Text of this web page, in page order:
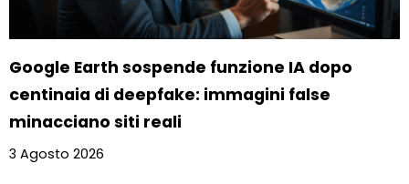
Google Earth sospende funzione IA dopo
centinaia di deepfake: immagini false
minacciano siti reali
3 Agosto 2026